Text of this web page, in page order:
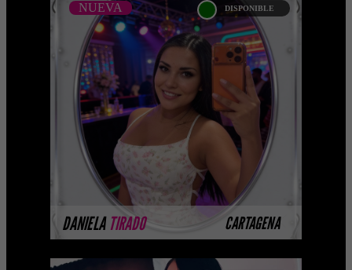
DANIELA TIRADO CARTAGENA
NUEVA DISPONIBLE
DANIELA TIRADO -
CATALOGO PLATINO
NUEVA
Platinum Esta modelo pertenece a
nuestro Catálogo Privado Platinum.
Selección privada de modelos con un
nivel de belleza y perform ...
MÁS INFORMACIÓN